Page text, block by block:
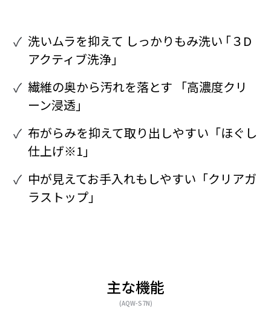
洗いムラを抑えて しっかりもみ洗い ｢３D
アクティブ洗浄｣
繊維の奥から汚れを落とす 「高濃度クリ
ーン浸透」
布がらみを抑えて取り出しやすい「ほぐし
仕上げ※1」
中が見えてお手入れもしやすい「クリアガ
ラストップ」
主な機能
(AQW-S7N)